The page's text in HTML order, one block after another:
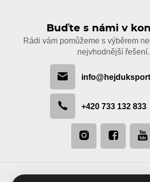
Buďte s námi v
Rádi vám pomůžeme s výběrem
nejvhodnější řešení.
+420 733 132 833